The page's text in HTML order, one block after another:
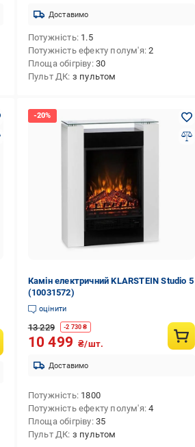
Доставимо
Потужність 1.5
Потужність ефекту полум'я 2
Площа обігріву 30
Пульт ДК з пультом
Камін електричний KLARSTEIN Studio 5
(10031572)
оцінити
13 229 -2 730 ₴
10 499 ₴/шт.
Доставимо
Потужність 1800
Потужність ефекту полум'я 4
Площа обігріву 35
Пульт ДК з пультом